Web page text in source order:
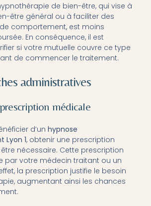
de bien-être, qui vise à
être général ou à faciliter des
comportement, est moins
En conséquence, il est
si votre mutuelle couvre ce type
de commencer le traitement.
administratives
médicale
d’un hypnose
Lyon 1, obtenir une prescription
nécessaire. Cette prescription
par votre médecin traitant ou un
la prescription justifie le besoin
augmentant ainsi les chances